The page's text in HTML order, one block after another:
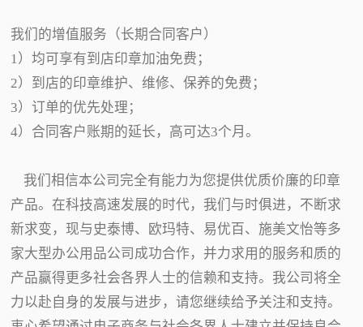
我们的增值服务（长期合同客户）
1）均可享有到店印章加油免费；
2）到店的印章维护、维修、保养的免费；
3）订单的优先处理；
4）合同客户账期的延长，高可达3个月。
我们相信本公司完全有能力为您提供优质价廉的印章
产品。在科技高速发展的时代，我们与时俱进，不断求
新求变，现与史泰博、欧玛特、易优百、施美文怡等多
家大型办公用品公司成功合作，并力求用的服务和质的
产品赢得更多社会各界人士的信赖和支持。我公司将全
力以赴自身的发展与进步，请您继续给予关注和支持。